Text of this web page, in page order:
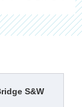
S&W